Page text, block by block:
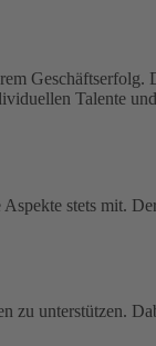
Talente
stets mit.
zu unterstützen.